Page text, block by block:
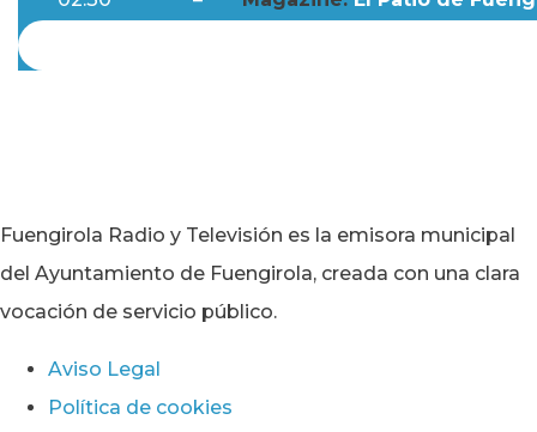
Fuengirola Radio y Televisión es la emisora municipal
del Ayuntamiento de Fuengirola, creada con una clara
vocación de servicio público.
Aviso Legal
Política de cookies